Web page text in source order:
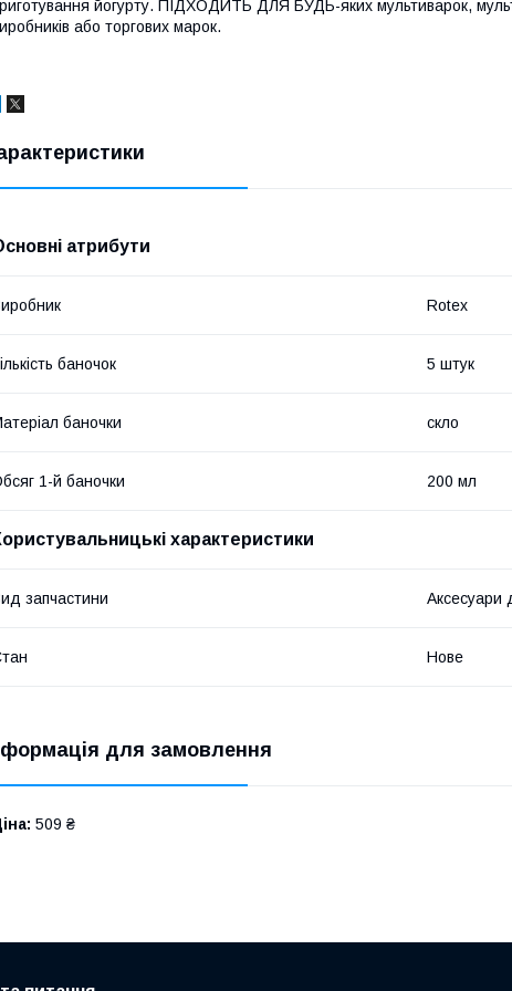
йогурту. ПІДХОДИТЬ ДЛЯ БУДЬ-яких мультиварок,
або торгових марок.
атрибути
Rotex
баночок 5 штук
баночки скло
1-й баночки 200 мл
характеристики
запчастини Аксесуари
Нове
для замовлення
509 ₴